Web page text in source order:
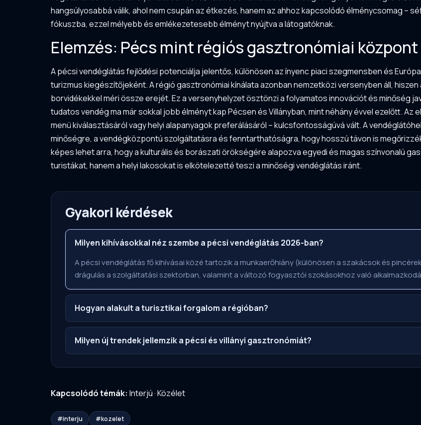
hangsúlyosabbá válik, ahol nem csupán az étkezés, hanem az ahhoz kapcsolódó élménycsomag –
fókuszba, ezzel mélyebb és emlékezetesebb élményt nyújtva a látogatóknak.
Elemzés: Pécs mint régiós gasztronómiai központ
A pécsi vendéglátás fejlődési potenciálja jelentős, különösen az ínyenc piaci szegmensben és
turizmus kiegészítőjeként. A régió gasztronómiai kínálata azonban nemzetközi versenyben áll,
borvidékekkel méri össze erejét. Ez a versenyhelyzet ösztönzi a folyamatos innovációt és minőség
tudatos vendég ma már sokkal jobb élményt kap Pécsen és Villányban, mint néhány évvel ezelőtt.
menü kiválasztásáról vagy helyi alapanyagok preferálásáról – kulcsfontosságúvá vált. A
minőségre, a vendégközpontú szolgáltatásra és fenntarthatóságra, hogy hosszú távon is
képes lehet arra, hogy a kulturális és borászati örökségére alapozva egyedi és magas színvonalú
turistákat, hanem a helyi lakosokat is elkötelezetté teszi a minőségi vendéglátás iránt.
Gyakori kérdések
Milyen kihívásokkal néz szembe a pécsi vendéglátás 2026-ban?
A pécsi vendéglátás fő kihívásai közé tartozik a munkaerőhiány (különösen a szakácsok és
drágulás a szolgáltatási szektorban, valamint a változó fogyasztói szokásokhoz való
Hogyan alakult a turisztikai forgalom a régióban?
Milyen új trendek jellemzik a pécsi és villányi gasztronómiát?
Kapcsolódó témák: Interjú·Közélet
#interju #kozelet